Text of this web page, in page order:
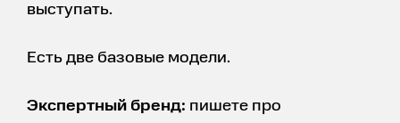
выступать.
Есть две базовые модели.
Экспертный бренд: пишете про